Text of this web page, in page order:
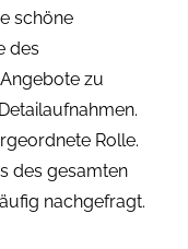
schöne
des
zu
Rolle.
des gesamten
nachgefragt.